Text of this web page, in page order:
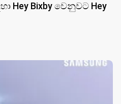
Hey Bixby වෙනුවට Hey